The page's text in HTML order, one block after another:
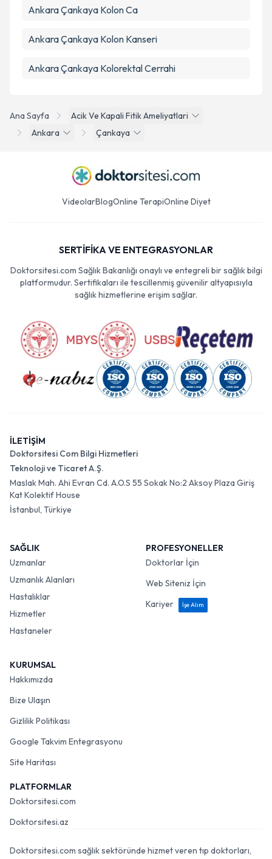
Ana Sayfa
Acik Ve Kapali Fitik Ameliyatlari
Ankara
Çankaya
Ankara Çankaya Kolon Ca
Ankara Çankaya Kolon Kanseri
Ankara Çankaya Kolorektal Cerrahi
VideolarBlogOnline TerapiOnline Diyet
SERTİFİKA VE ENTEGRASYONLAR
Doktorsitesi.com Sağlık Bakanlığı onaylı ve entegreli bir sağlık bilgi
platformudur. Sertifikaları ile tescillenmiş güvenilir altyapısıyla
sağlık hizmetlerine erişim sağlar.
İLETİŞİM
Doktorsitesi Com Bilgi Hizmetleri
Teknoloji ve Ticaret A.Ş.
Maslak Mah. Ahi Evran Cd. A.O.S 55 Sokak No:2 Aksoy Plaza Giriş
Kat Kolektif House
İstanbul, Türkiye
SAĞLIK
Uzmanlar
Uzmanlık Alanları
Hastalıklar
Hizmetler
Hastaneler
PROFESYONELLER
Doktorlar İçin
Web Siteniz İçin
Kariyer
İşe Alım
KURUMSAL
Hakkımızda
Bize Ulaşın
Gizlilik Politikası
Google Takvim Entegrasyonu
Site Haritası
PLATFORMLAR
Doktorsitesi.com
Doktorsitesi.az
Doktorsitesi.com sağlık sektöründe hizmet veren tıp doktorları,